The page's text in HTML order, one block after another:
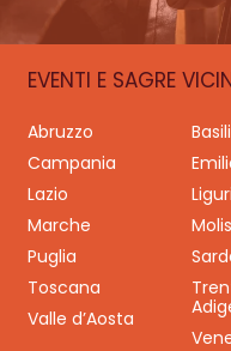
EVENTI E SAGRE
Abruzzo
Campania
Lazio
Marche
Puglia
Toscana
Valle d’Aosta